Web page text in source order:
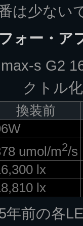
は少ない
ォー・ア
s G2
クトル化
換装前
umol/m2/s
lx
lx
年前の各